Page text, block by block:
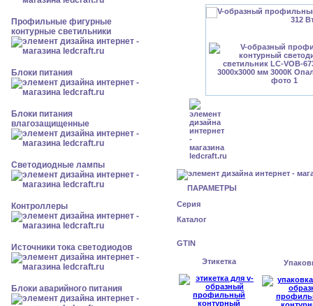
Профильные фигурные
контурные светильники
Блоки питания
Блоки питания
влагозащищенные
Светодиодные лампы
Контроллеры
Источники тока светодиодов
Блоки аварийного питания
ПАРАМЕТРЫ
Серия
Каталог
GTIN
Этикетка